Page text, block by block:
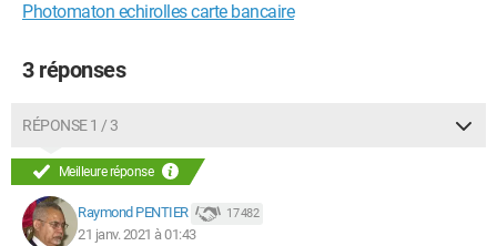
Photomaton echirolles carte bancaire
3 réponses
RÉPONSE 1 / 3
Meilleure réponse
Raymond PENTIER 17 482
21 janv. 2021 à 01:43